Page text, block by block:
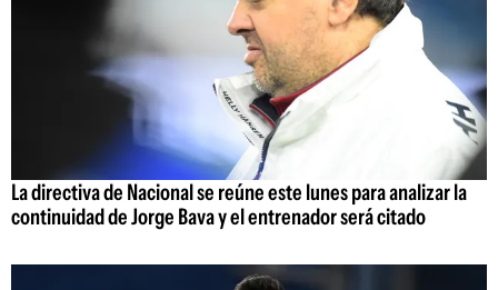
La directiva de Nacional se reúne este lunes para analizar la
continuidad de Jorge Bava y el entrenador será citado